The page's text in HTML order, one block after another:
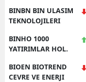
BINBN BIN ULASIM
TEKNOLOJILERI
BINHO 1000
YATIRIMLAR HOL.
BIOEN BIOTREND
CEVRE VE ENERJI